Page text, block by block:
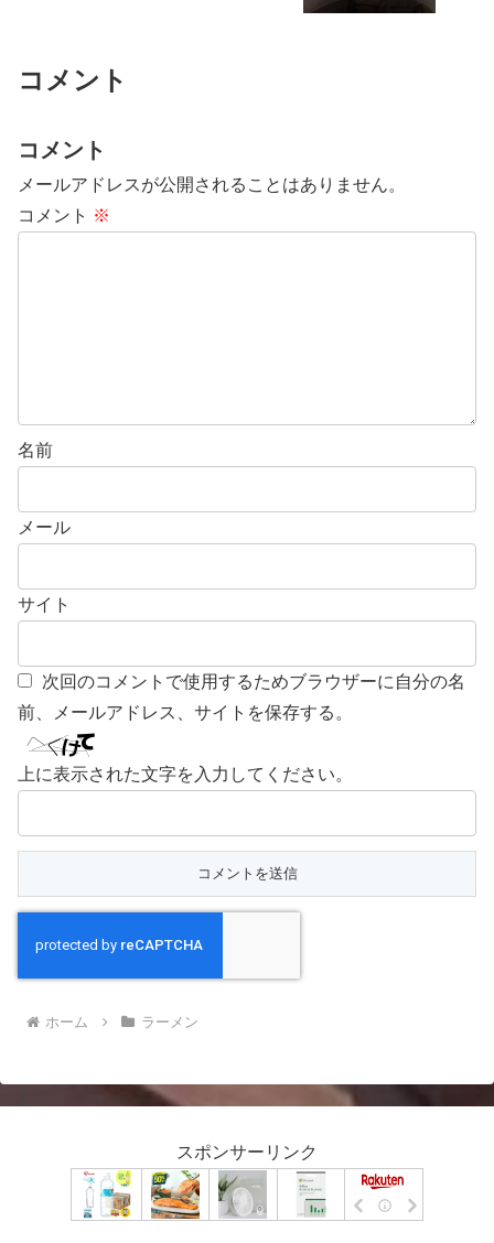
コメント
コメント
メールアドレスが公開されることはありません。
コメント ※
名前
メール
サイト
次回のコメントで使用するためブラウザーに自分の名
前、メールアドレス、サイトを保存する。
上に表示された文字を入力してください。
ホーム ラーメン
スポンサーリンク